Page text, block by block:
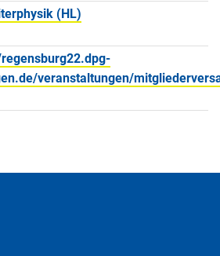
(HL)
veranstaltungen/